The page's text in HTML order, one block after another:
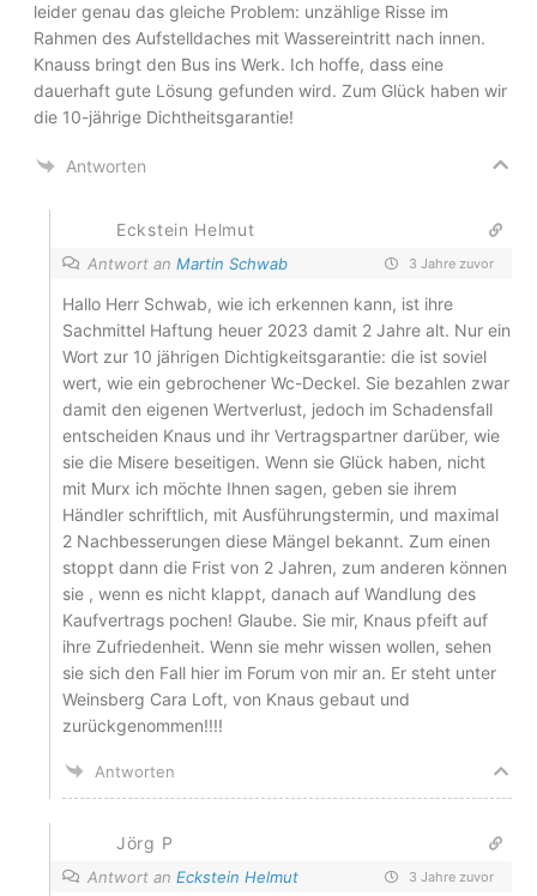
leider genau das gleiche Problem: unzählige Risse im
Rahmen des Aufstelldaches mit Wassereintritt nach innen.
Knauss bringt den Bus ins Werk. Ich hoffe, dass eine
dauerhaft gute Lösung gefunden wird. Zum Glück haben wir
die 10-jährige Dichtheitsgarantie!
Antworten
Eckstein Helmut
Antwort an Martin Schwab 3 Jahre zuvor
Hallo Herr Schwab, wie ich erkennen kann, ist ihre
Sachmittel Haftung heuer 2023 damit 2 Jahre alt. Nur ein
Wort zur 10 jährigen Dichtigkeitsgarantie: die ist soviel
wert, wie ein gebrochener Wc-Deckel. Sie bezahlen zwar
damit den eigenen Wertverlust, jedoch im Schadensfall
entscheiden Knaus und ihr Vertragspartner darüber, wie
sie die Misere beseitigen. Wenn sie Glück haben, nicht
mit Murx ich möchte Ihnen sagen, geben sie ihrem
Händler schriftlich, mit Ausführungstermin, und maximal
2 Nachbesserungen diese Mängel bekannt. Zum einen
stoppt dann die Frist von 2 Jahren, zum anderen können
sie , wenn es nicht klappt, danach auf Wandlung des
Kaufvertrags pochen! Glaube. Sie mir, Knaus pfeift auf
ihre Zufriedenheit. Wenn sie mehr wissen wollen, sehen
sie sich den Fall hier im Forum von mir an. Er steht unter
Weinsberg Cara Loft, von Knaus gebaut und
zurückgenommen!!!!
Antworten
Jörg P
Antwort an Eckstein Helmut 3 Jahre zuvor